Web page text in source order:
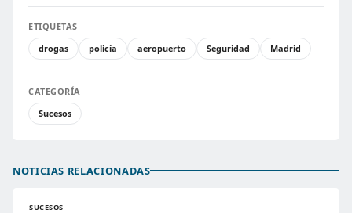
ETIQUETAS
drogas
policía aeropuerto Seguridad Madrid
CATEGORÍA
Sucesos
NOTICIAS RELACIONADAS
SUCESOS